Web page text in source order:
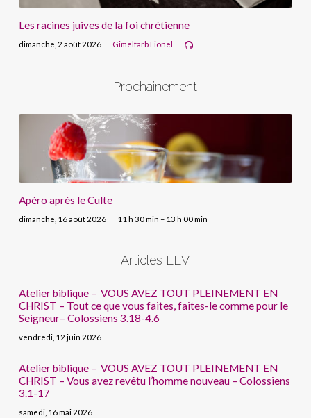
Les racines juives de la foi chrétienne
dimanche, 2 août 2026 Gimelfarb Lionel
Prochainement
Apéro après le Culte
dimanche, 16 août 2026 11 h 30 min – 13 h 00 min
Articles EEV
Atelier biblique – VOUS AVEZ TOUT PLEINEMENT EN
CHRIST – Tout ce que vous faites, faites-le comme pour le
Seigneur– Colossiens 3.18-4.6
vendredi, 12 juin 2026
Atelier biblique – VOUS AVEZ TOUT PLEINEMENT EN
CHRIST – Vous avez revêtu l’homme nouveau – Colossiens
3.1-17
samedi, 16 mai 2026